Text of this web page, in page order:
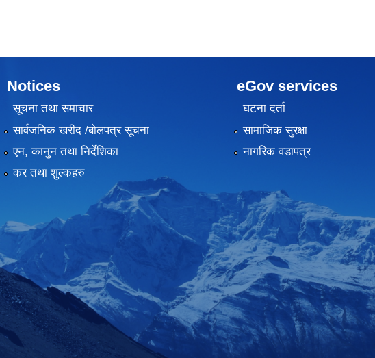
Notices
सूचना तथा समाचार
सार्वजनिक खरीद /बोलपत्र सूचना
एन, कानुन तथा निर्देशिका
कर तथा शुल्कहरु
eGov services
घटना दर्ता
सामाजिक सुरक्षा
नागरिक वडापत्र